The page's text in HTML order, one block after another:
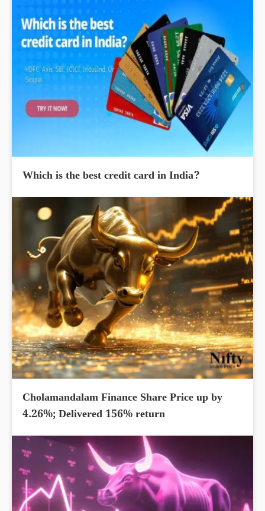
Which is the best credit card in India?
Cholamandalam Finance Share Price up by
4.26%; Delivered 156% return